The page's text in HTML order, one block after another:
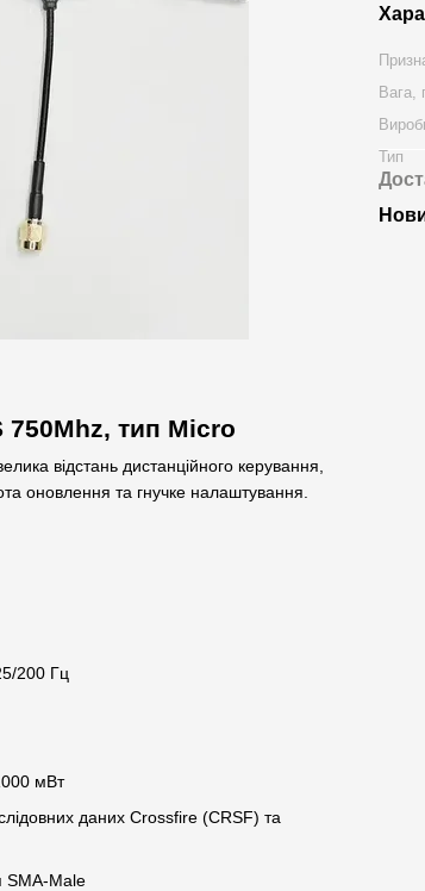
тип Micro
відстань дистанційного керування,
оновлення та гнучке налаштування.
200 Гц
мВт
даних Crossfire (CRSF) та
SMA-Male
Вага,
Тип